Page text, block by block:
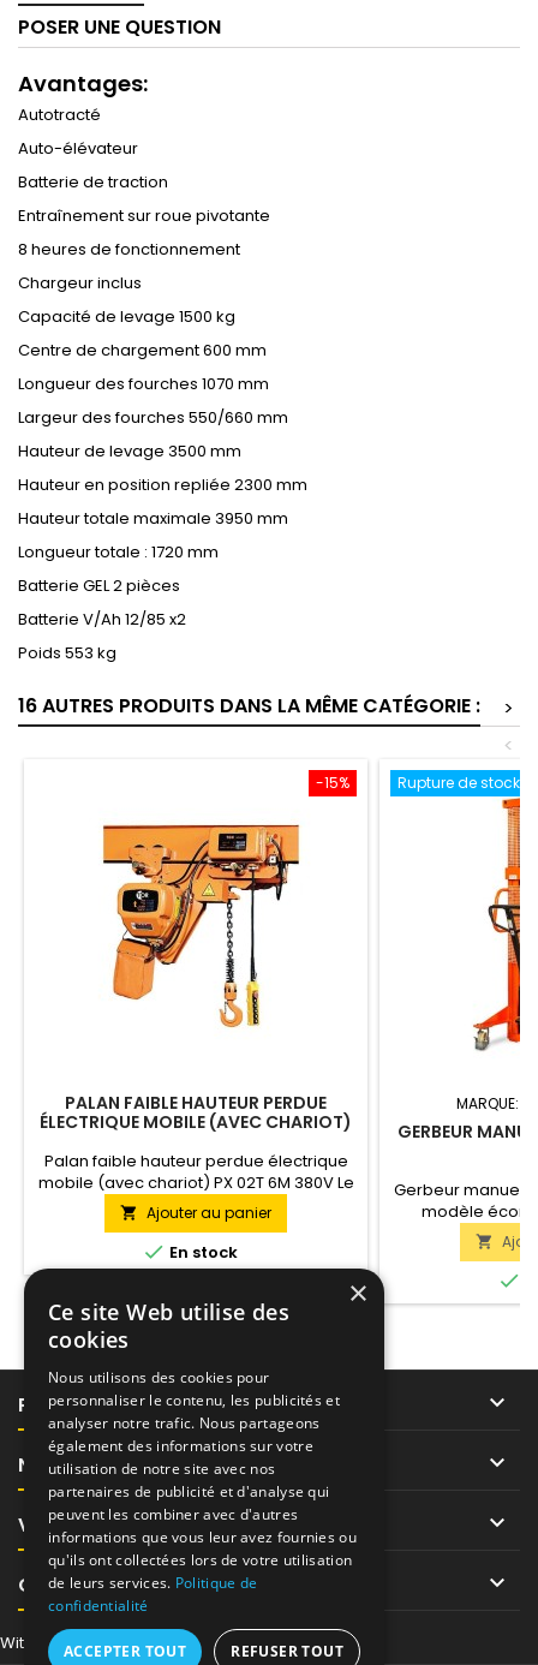
POSER UNE QUESTION
Avantages:
Autotracté
Auto-élévateur
Batterie de traction
Entraînement sur roue pivotante
8 heures de fonctionnement
Chargeur inclus
Capacité de levage 1500 kg
Centre de chargement 600 mm
Longueur des fourches 1070 mm
Largeur des fourches 550/660 mm
Hauteur de levage 3500 mm
Hauteur en position repliée 2300 mm
Hauteur totale maximale 3950 mm
Longueur totale : 1720 mm
Batterie GEL 2 pièces
Batterie V/Ah 12/85 x2
Poids 553 kg
16 AUTRES PRODUITS DANS LA MÊME CATÉGORIE :
>
<
-15%
PALAN FAIBLE HAUTEUR PERDUE
ÉLECTRIQUE MOBILE (AVEC CHARIOT)
Palan faible hauteur perdue électrique
mobile (avec chariot) PX 02T 6M 380V Le
palan électrique PX est un palan
professionnel fiable et moderne, utilisant
non pas un câble pour soulever des
marchandises, mais une chaîne de
HHBBSL par rapport aux palans à câble :
compacité, pas de tambour, installation
 Ajouter au panier
 En stock
Rupture de stock
MARQUE:
GERBEUR
Gerbeur manuel
modèle
manuel avec
besoin pour
capacité de
500 kg à 1.5


PRODUITS 
NOTRE SOCIÉTÉ 
VOTRE COMPTE 
CONTACT 
Withdraw from contract here
×
Ce site Web utilise des
cookies
Nous utilisons des cookies pour
personnaliser le contenu, les publicités et
analyser notre trafic. Nous partageons
également des informations sur votre
utilisation de notre site avec nos
partenaires de publicité et d'analyse qui
peuvent les combiner avec d'autres
informations que vous leur avez fournies ou
qu'ils ont collectées lors de votre utilisation
de leurs services. Politique de
confidentialité
ACCEPTER TOUT REFUSER TOUT